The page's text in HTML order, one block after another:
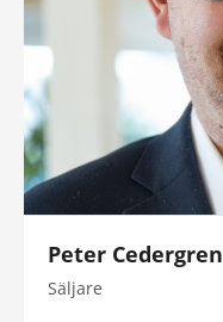
Peter Cedergren
Säljare